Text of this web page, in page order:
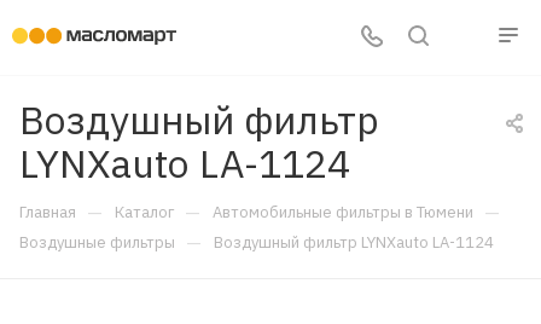
Воздушный фильтр
LYNXauto LA-1124
Главная — Каталог — Автомобильные фильтры в Тюмени —
Воздушные фильтры — Воздушный фильтр LYNXauto LA-1124